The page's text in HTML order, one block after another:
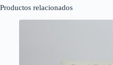
Productos relacionados